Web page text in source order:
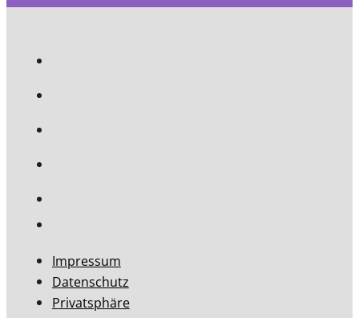
Impressum
Datenschutz
Privatsphäre